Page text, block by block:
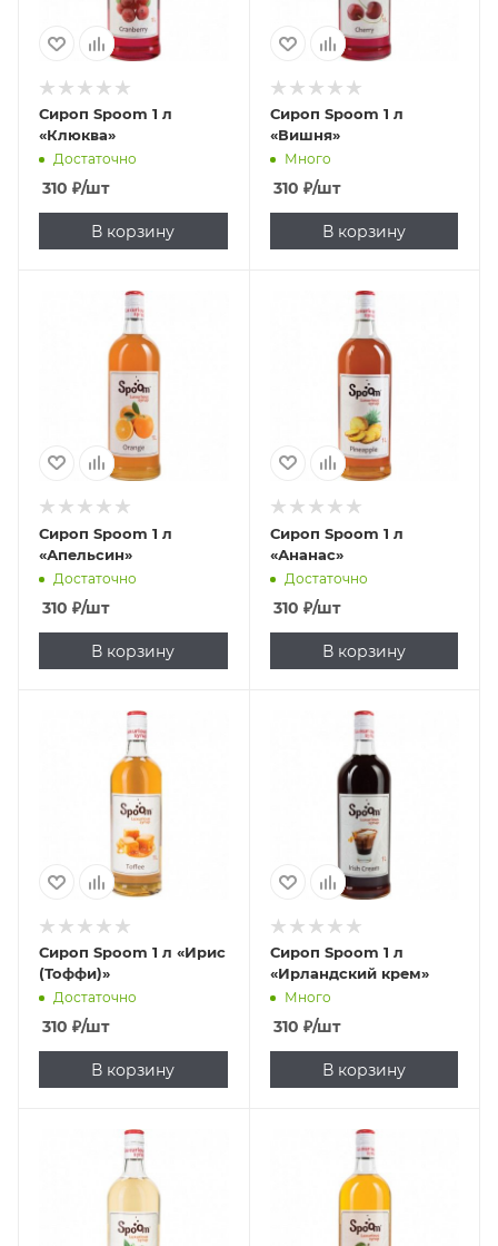
Сироп Spoom 1 л
«Клюква»
Достаточно
310 ₽/шт
В корзину
Сироп Spoom 1 л
«Вишня»
Много
310 ₽/шт
В корзину
Сироп Spoom 1 л
«Апельсин»
Достаточно
310 ₽/шт
В корзину
Сироп Spoom 1 л
«Ананас»
Достаточно
310 ₽/шт
В корзину
Сироп Spoom 1 л «Ирис
(Тоффи)»
Достаточно
310 ₽/шт
В корзину
Сироп Spoom 1 л
«Ирландский крем»
Много
310 ₽/шт
В корзину